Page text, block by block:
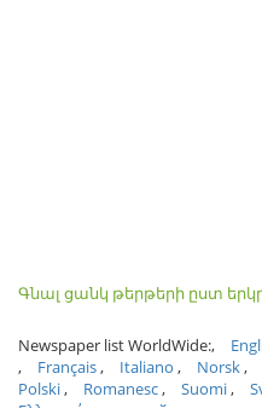
Գնալ ցանկ թերթերի ըստ
Newspaper list WorldWide:
Français
Italiano Norsk
Polski
Romanesc Suomi